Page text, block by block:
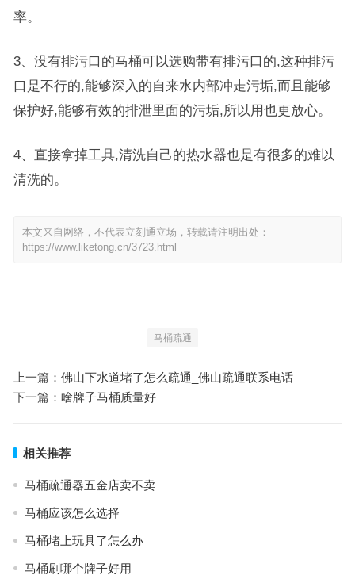
率。
3、没有排污口的马桶可以选购带有排污口的,这种排污
口是不行的,能够深入的自来水内部冲走污垢,而且能够
保护好,能够有效的排泄里面的污垢,所以用也更放心。
4、直接拿掉工具,清洗自己的热水器也是有很多的难以
清洗的。
本文来自网络，不代表立刻通立场，转载请注明出处：
https://www.liketong.cn/3723.html
马桶疏通
上一篇： 佛山下水道堵了怎么疏通_佛山疏通联系电话
下一篇： 啥牌子马桶质量好
相关推荐
马桶疏通器五金店卖不卖
马桶应该怎么选择
马桶堵上玩具了怎么办
马桶刷哪个牌子好用